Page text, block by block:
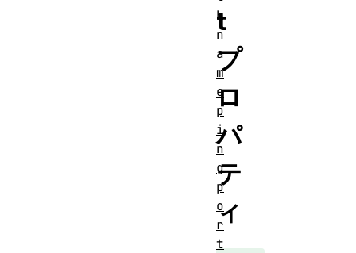
t
プ
ロ
パ
テ
ィ
h
n
a
m
e
p
i
n
g
p
o
r
t